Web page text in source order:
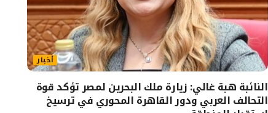
أخبار
النائبة هبة غالي: زيارة ملك البحرين لمصر تؤكد قوة
التحالف العربي ودور القاهرة المحوري في ترسيخ